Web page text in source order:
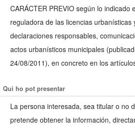
CARÁCTER PREVIO según lo indicado
reguladora de las licencias urbanísticas
declaraciones responsables,
actos urbanísticos municipales
24/08/2011), en concreto en los
Qui ho pot presentar
La persona interesada, sea titular o no
pretende obtener la información,